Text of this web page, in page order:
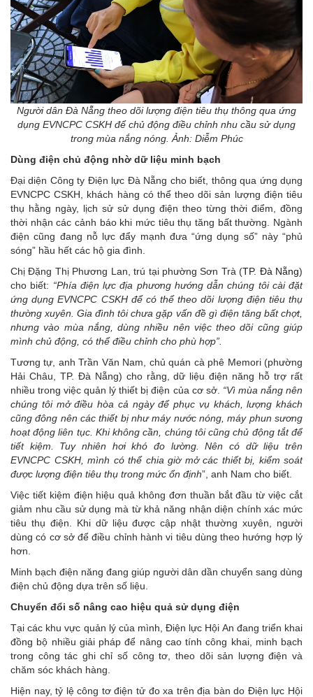
Người dân Đà Nẵng theo dõi lượng điện tiêu thụ thông qua ứng
dụng EVNCPC CSKH để chủ động điều chỉnh nhu cầu sử dụng
trong mùa nắng nóng. Ảnh: Diễm Phúc
Dùng điện chủ động nhờ dữ liệu minh bạch
Đại diện Công ty Điện lực Đà Nẵng cho biết, thông qua ứng dụng
EVNCPC CSKH, khách hàng có thể theo dõi sản lượng điện tiêu
thụ hằng ngày, lịch sử sử dụng điện theo từng thời điểm, đồng
thời nhận các cảnh báo khi mức tiêu thụ tăng bất thường. Ngành
điện cũng đang nỗ lực đẩy mạnh đưa “ứng dụng số” này “phủ
sóng” hầu hết các hộ gia đình.
Chị Đặng Thị Phương Lan, trú tại phường Sơn Trà (TP. Đà Nẵng)
cho biết: “Phía điện lực địa phương hướng dẫn chúng tôi cài đặt
ứng dụng EVNCPC CSKH để có thể theo dõi lượng điện tiêu thụ
thường xuyên. Gia đình tôi chưa gặp vấn đề gì điện tăng bất chợt,
nhưng vào mùa nắng, dùng nhiều nên việc theo dõi cũng giúp
mình chủ động, có thể điều chỉnh cho phù hợp”.
Tương tự, anh Trần Văn Nam, chủ quán cà phê Memori (phường
Hải Châu, TP. Đà Nẵng) cho rằng, dữ liệu điện năng hỗ trợ rất
nhiều trong việc quản lý thiết bị điện của cơ sở. “Vì mùa nắng nên
chúng tôi mở điều hòa cả ngày để phục vụ khách, lượng khách
cũng đông nên các thiết bị như máy nước nóng, máy phun sương
hoạt động liên tục. Khi không cần, chúng tôi cũng chủ động tắt để
tiết kiệm. Tuy nhiên hơi khó đo lường. Nên có dữ liệu trên
EVNCPC CSKH, mình có thể chia giờ mở các thiết bị, kiểm soát
được lượng điện tiêu thụ trong mức ổn định”, anh Nam cho biết.
Việc tiết kiệm điện hiệu quả không đơn thuần bắt đầu từ việc cắt
giảm nhu cầu sử dụng mà từ khả năng nhận diện chính xác mức
tiêu thụ điện. Khi dữ liệu được cập nhật thường xuyên, người
dùng có cơ sở để điều chỉnh hành vi tiêu dùng theo hướng hợp lý
hơn.
Minh bạch điện năng đang giúp người dân dần chuyển sang dùng
điện chủ động dựa trên số liệu.
Chuyển đổi số nâng cao hiệu quả sử dụng điện
Tại các khu vực quản lý của mình, Điện lực Hội An đang triển khai
đồng bộ nhiều giải pháp để nâng cao tính công khai, minh bạch
trong công tác ghi chỉ số công tơ, theo dõi sản lượng điện và
chăm sóc khách hàng.
Hiện nay, tỷ lệ công tơ điện tử đo xa trên địa bàn do Điện lực Hội